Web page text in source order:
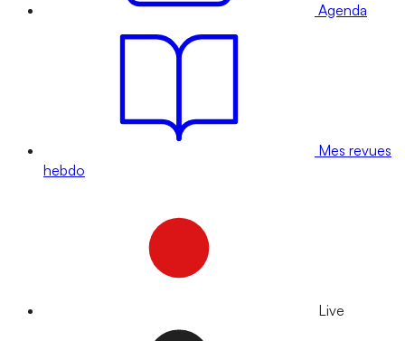
Agenda
Mes revues
hebdo
Live